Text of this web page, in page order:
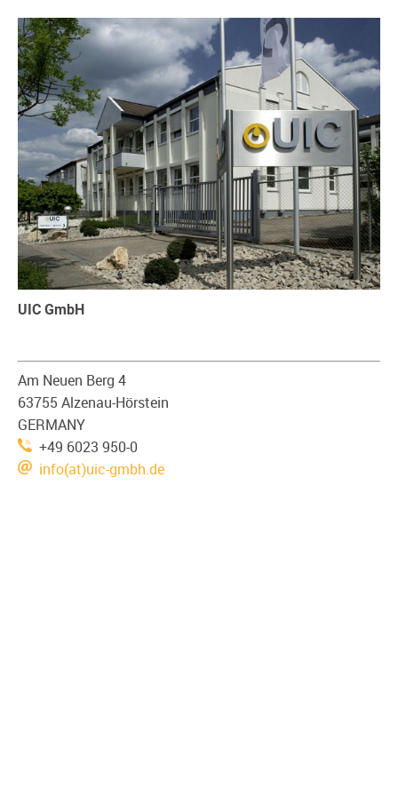
UIC GmbH
Am Neuen Berg 4
63755 Alzenau-Hörstein
GERMANY
+49 6023 950-0
info(at)uic-gmbh.de